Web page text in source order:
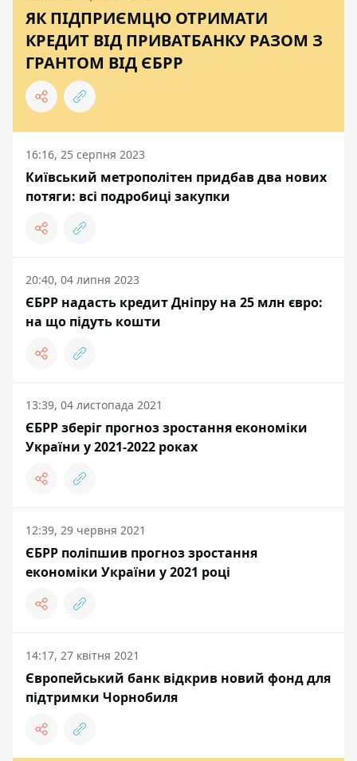
ЯК ПІДПРИЄМЦЮ ОТРИМАТИ
КРЕДИТ ВІД ПРИВАТБАНКУ РАЗОМ З
ГРАНТОМ ВІД ЄБРР
16:16, 25 серпня 2023
Київський метрополітен придбав два нових
потяги: всі подробиці закупки
20:40, 04 липня 2023
ЄБРР надасть кредит Дніпру на 25 млн євро:
на що підуть кошти
13:39, 04 листопада 2021
ЄБРР зберіг прогноз зростання економіки
України у 2021-2022 роках
12:39, 29 червня 2021
ЄБРР поліпшив прогноз зростання
економіки України у 2021 році
14:17, 27 квітня 2021
Європейський банк відкрив новий фонд для
підтримки Чорнобиля